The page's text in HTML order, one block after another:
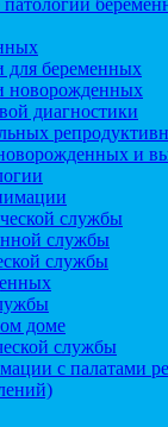
для беременных
новорожденных
диагностики
и
службы
службы
службы
доме
службы
с палатами